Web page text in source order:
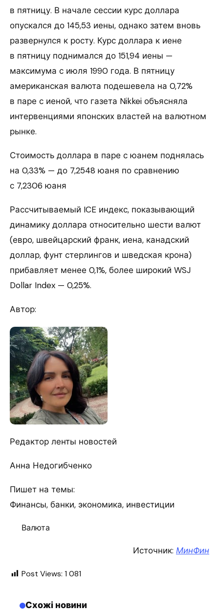
в пятницу. В начале сессии курс доллара
опускался до 145,53 иены, однако затем вновь
развернулся к росту. Курс доллара к иене
в пятницу поднимался до 151,94 иены —
максимума с июля 1990 года. В пятницу
американская валюта подешевела на 0,72%
в паре с иеной, что газета Nikkei объясняла
интервенциями японских властей на валютном
рынке.
Стоимость доллара в паре с юанем поднялась
на 0,33% — до 7,2548 юаня по сравнению
с 7,2306 юаня
Рассчитываемый ICE индекс, показывающий
динамику доллара относительно шести валют
(евро, швейцарский франк, иена, канадский
доллар, фунт стерлингов и шведская крона)
прибавляет менее 0,1%, более широкий WSJ
Dollar Index — 0,25%.
Автор:
Редактор ленты новостей
Анна Недогибченко
Пишет на темы:
Финансы, банки, экономика, инвестиции
Валюта
Источник: МинФин
Post Views: 1 081
Схожі новини